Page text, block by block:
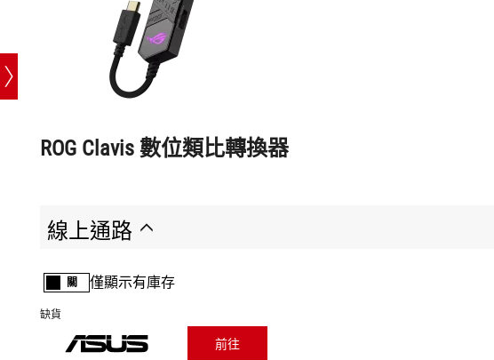
ROG Clavis 數位類比轉換器
線上通路
關 僅顯示有庫存
缺貨
前往